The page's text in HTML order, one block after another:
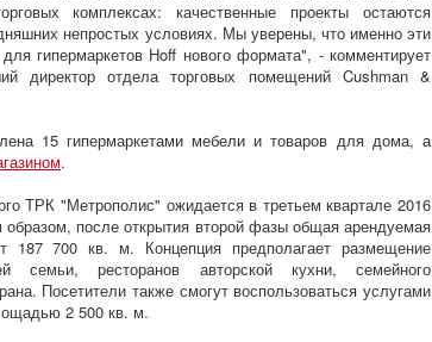
комплексах: качественные проекты остаются
непростых условиях. Мы уверены, что именно эти
гипермаркетов Hoff нового формата", - комментирует
директор отдела торговых помещений Cushman &
15 гипермаркетами мебели и товаров для дома, а
.
ТРК "Метрополис" ожидается в третьем квартале 2016
образом, после открытия второй фазы общая арендуемая
187 700 кв. м. Концепция предполагает размещение
ресторанов авторской кухни, семейного
Посетители также смогут воспользоваться услугами
2 500 кв. м.